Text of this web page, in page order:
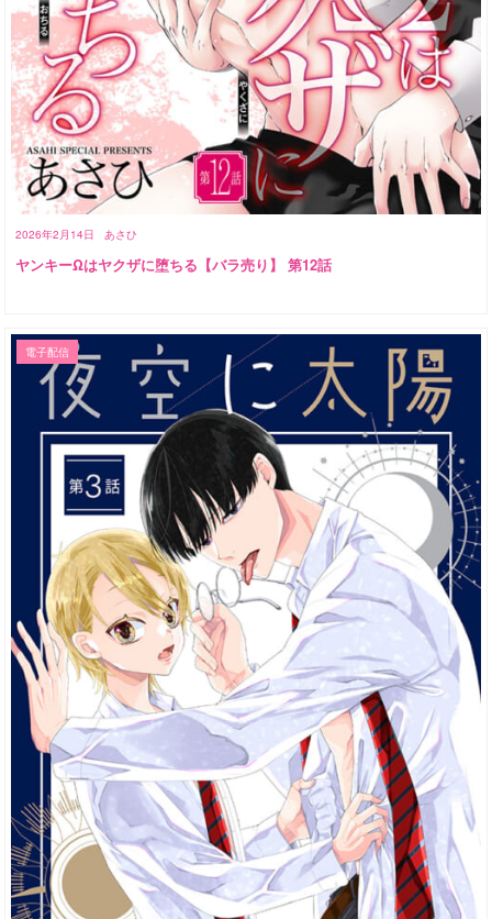
2026年2月14日 あさひ
ヤンキーΩはヤクザに堕ちる【バラ売り】 第12話
電子配信